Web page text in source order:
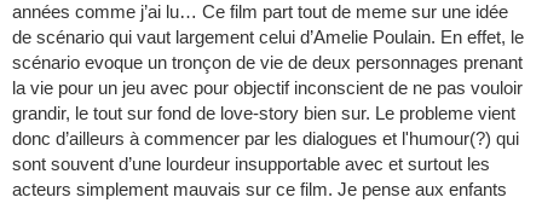
années comme j’ai lu… Ce film part tout de meme sur une idée
de scénario qui vaut largement celui d’Amelie Poulain. En effet, le
scénario evoque un tronçon de vie de deux personnages prenant
la vie pour un jeu avec pour objectif inconscient de ne pas vouloir
grandir, le tout sur fond de love-story bien sur. Le probleme vient
donc d’ailleurs à commencer par les dialogues et l'humour(?) qui
sont souvent d’une lourdeur insupportable avec et surtout les
acteurs simplement mauvais sur ce film. Je pense aux enfants